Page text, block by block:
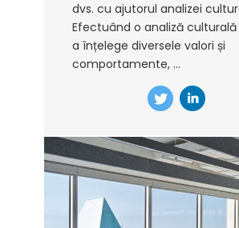
dvs. cu ajutorul analizei
Efectuând o analiză
a înțelege diversele valori și
comportamente, ...